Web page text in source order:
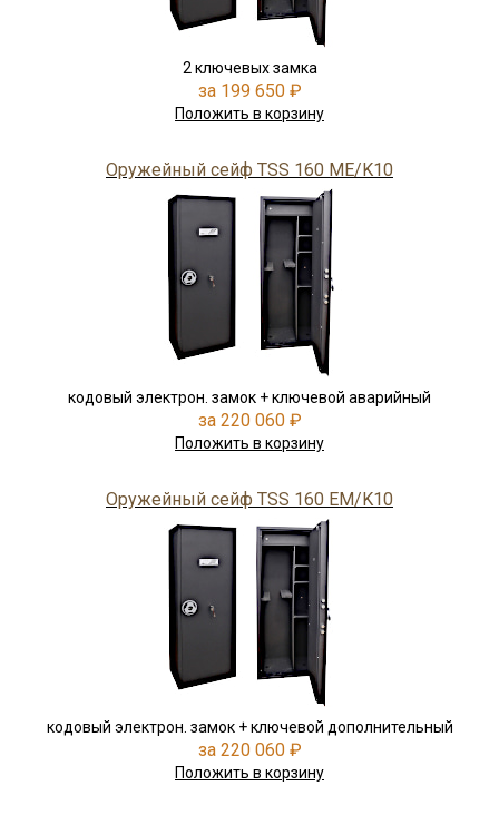
2 ключевых замка
за 199 650 ₽
Положить в корзину
Оружейный сейф TSS 160 ME/K10
кодовый электрон. замок + ключевой аварийный
за 220 060 ₽
Положить в корзину
Оружейный сейф TSS 160 EM/K10
кодовый электрон. замок + ключевой дополнительный
за 220 060 ₽
Положить в корзину